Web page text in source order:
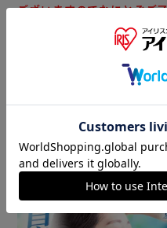
ございますのでなにとぞご